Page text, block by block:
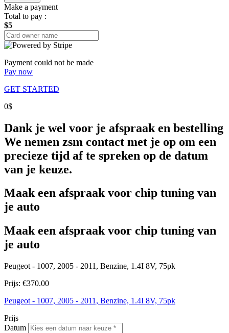
Make a payment
Total to pay :
$5
Payment could not be made
Pay now
GET STARTED
0$
Dank je wel voor je afspraak en bestelling
We nemen zsm contact met je op om een
precieze tijd af te spreken op de datum
van je keuze.
Maak een afspraak voor chip tuning van
je auto
Maak een afspraak voor chip tuning van
je auto
Peugeot - 1007, 2005 - 2011, Benzine, 1.4I 8V, 75pk
Prijs: €370.00
Peugeot - 1007, 2005 - 2011, Benzine, 1.4I 8V, 75pk
Prijs
Datum